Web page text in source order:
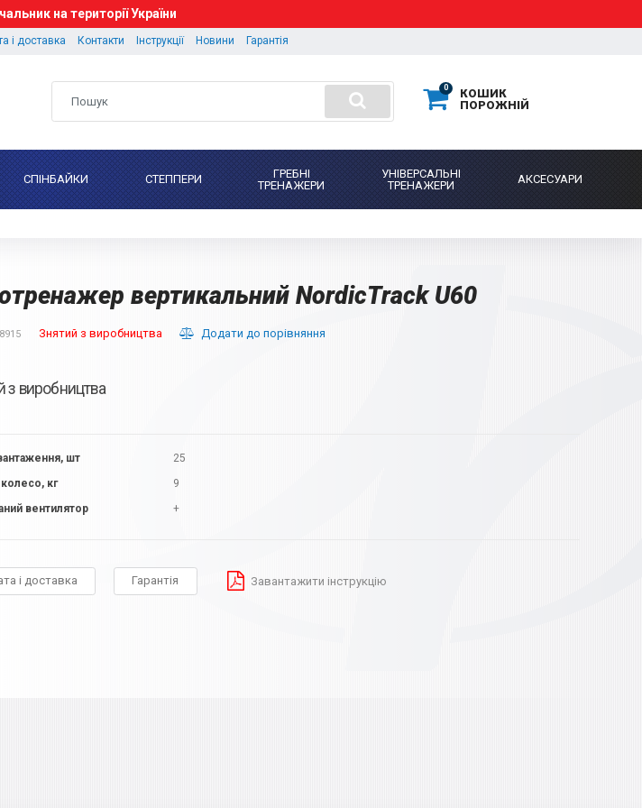
на території України
і доставка Контакти Інструкції Новини Гарантія
0
КОШИК
ПОРОЖНІЙ
СПІНБАЙКИ СТЕППЕРИ
ГРЕБНІ
ТРЕНАЖЕРИ
УНІВЕРСАЛЬНІ
ТРЕНАЖЕРИ
АКСЕСУАРИ
вертикальний NordicTrack U60
Знятий з виробництва Додати до порівняння
з виробництва
шт
25
кг
9
вентилятор
+
і доставка Гарантія Завантажити інструкцію